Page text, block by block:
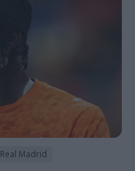
Real Madrid